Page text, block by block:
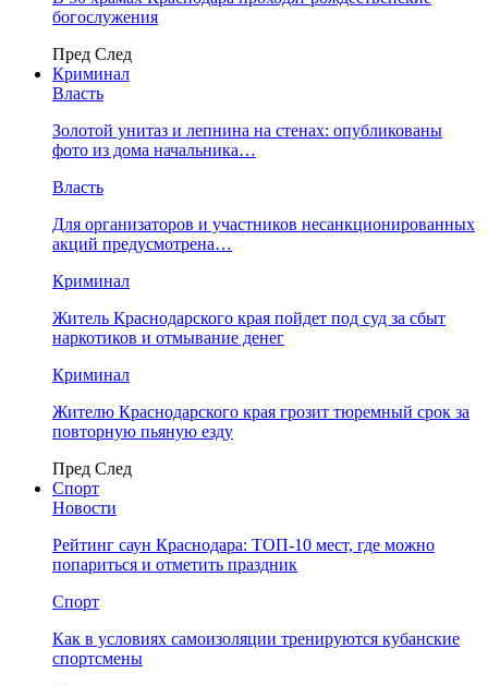
богослужения
Пред След
Криминал
Власть
​Золотой унитаз и лепнина на стенах: опубликованы
фото из дома начальника…
Власть
Для организаторов и участников несанкционированных
акций предусмотрена…
Криминал
Житель Краснодарского края пойдет под суд за сбыт
наркотиков и отмывание денег
Криминал
Жителю Краснодарского края грозит тюремный срок за
повторную пьяную езду
Пред След
Спорт
Новости
Рейтинг саун Краснодара: ТОП-10 мест, где можно
попариться и отметить праздник
Спорт
Как в условиях самоизоляции тренируются кубанские
спортсмены